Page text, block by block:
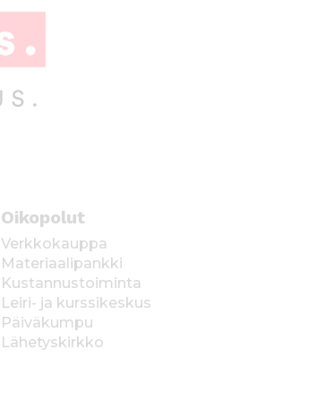
Oikopolut
Verkkokauppa
Materiaalipankki
Kustannustoiminta
Leiri- ja kurssikeskus
Päiväkumpu
Lähetyskirkko